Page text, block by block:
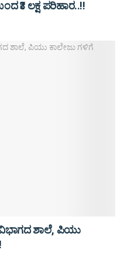
₹3 ಲಕ್ಷ ಪರಿಹಾರ..!!
ಶಾಲೆ, ಪಿಯು